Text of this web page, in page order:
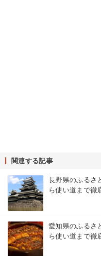
関連する記事
長野県のふるさ
ら使い道まで徹
愛知県のふるさ
ら使い道まで徹